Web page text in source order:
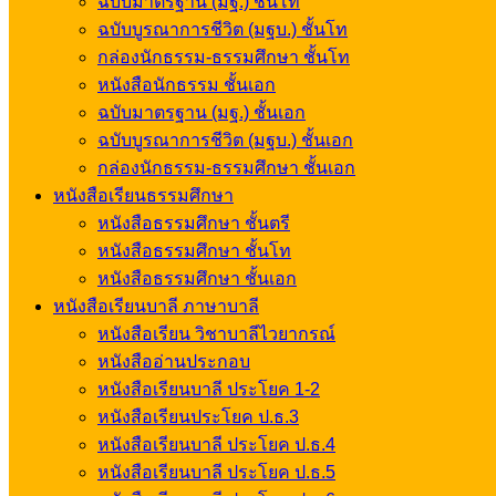
ฉบับบูรณาการชีวิต (มฐบ.) ชั้นโท
กล่องนักธรรม-ธรรมศึกษา ชั้นโท
หนังสือนักธรรม ชั้นเอก
ฉบับมาตรฐาน (มฐ.) ชั้นเอก
ฉบับบูรณาการชีวิต (มฐบ.) ชั้นเอก
กล่องนักธรรม-ธรรมศึกษา ชั้นเอก
หนังสือเรียนธรรมศึกษา
หนังสือธรรมศึกษา ชั้นตรี
หนังสือธรรมศึกษา ชั้นโท
หนังสือธรรมศึกษา ชั้นเอก
หนังสือเรียนบาลี ภาษาบาลี
หนังสือเรียน วิชาบาลีไวยากรณ์
หนังสืออ่านประกอบ
หนังสือเรียนบาลี ประโยค 1-2
หนังสือเรียนประโยค ป.ธ.3
หนังสือเรียนบาลี ประโยค ป.ธ.4
หนังสือเรียนบาลี ประโยค ป.ธ.5